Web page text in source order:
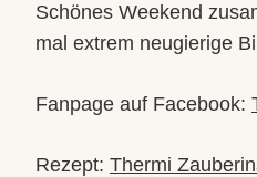
Schönes Weekend
mal extrem neugierige
Fanpage auf Facebook:
Rezept: Thermi